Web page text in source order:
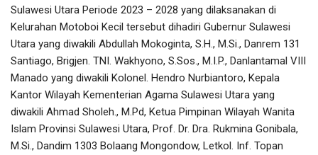
Sulawesi Utara Periode 2023 – 2028 yang dilaksanakan di
Kelurahan Motoboi Kecil tersebut dihadiri Gubernur Sulawesi
Utara yang diwakili Abdullah Mokoginta, S.H., M.Si., Danrem 131
Santiago, Brigjen. TNI. Wakhyono, S.Sos., M.I.P., Danlantamal VIII
Manado yang diwakili Kolonel. Hendro Nurbiantoro, Kepala
Kantor Wilayah Kementerian Agama Sulawesi Utara yang
diwakili Ahmad Sholeh., M.Pd, Ketua Pimpinan Wilayah Wanita
Islam Provinsi Sulawesi Utara, Prof. Dr. Dra. Rukmina Gonibala,
M.Si., Dandim 1303 Bolaang Mongondow, Letkol. Inf. Topan